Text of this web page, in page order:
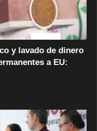
y lavado de dinero
a EU: